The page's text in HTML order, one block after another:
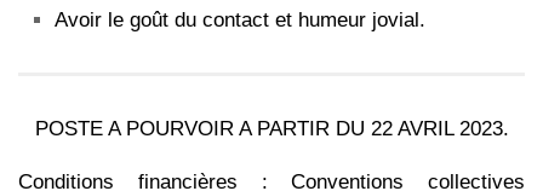
Avoir le goût du contact et humeur jovial.
POSTE A POURVOIR A PARTIR DU 22 AVRIL 2023.
Conditions financières : Conventions collectives